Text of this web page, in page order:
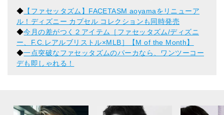
◆ 【ファセッタズム】FACETASM aoyamaをリニューア
ル！ディズニー カプセル コレクションも同時発売
◆今月の差がつく２アイテム［ファセッタズム/ディズニ
ー、F.C.レアルブリストル×MLB］【M of the Month】
◆一点突破なファセッタズムのパーカなら、ワンツーコー
デも即しゃれる！